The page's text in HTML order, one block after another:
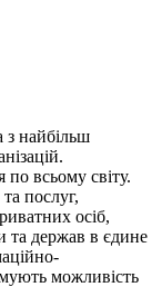
найбільш
всьому світу.
послуг,
осіб,
та держав в єдине
можливість